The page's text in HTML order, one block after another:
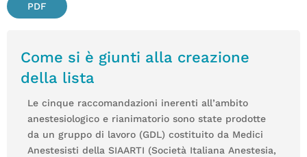
PDF
Come si è giunti alla creazione
della lista
Le cinque raccomandazioni inerenti all’ambito
anestesiologico e rianimatorio sono state prodotte
da un gruppo di lavoro (GDL) costituito da Medici
Anestesisti della SIAARTI (Società Italiana Anestesia,